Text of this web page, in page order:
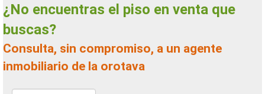
¿No encuentras el piso en venta que
buscas?
Consulta, sin compromiso, a un agente
inmobiliario de la orotava